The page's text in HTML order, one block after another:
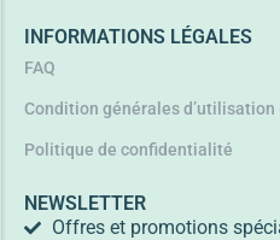
INFORMATIONS LÉGALES
FAQ
Condition générales d’utilisation
Politique de confidentialité
NEWSLETTER
Offres et promotions